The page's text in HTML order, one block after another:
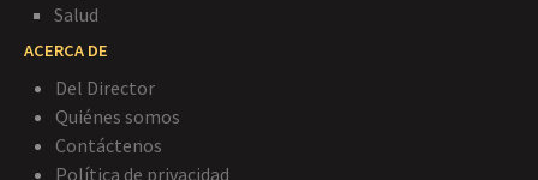
Salud
ACERCA DE
Del Director
Quiénes somos
Contáctenos
Política de privacidad